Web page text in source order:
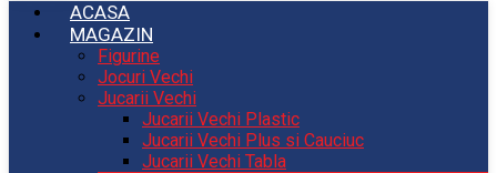
ACASA
MAGAZIN
Figurine
Jocuri Vechi
Jucarii Vechi
Jucarii Vechi Plastic
Jucarii Vechi Plus si Cauciuc
Jucarii Vechi Tabla